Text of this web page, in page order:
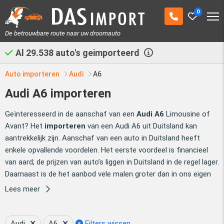
0
De betrouwbare route naar uw droomauto
Al 29.538 auto's geimporteerd
Auto importeren Audi A6
Audi A6 importeren
Geïnteresseerd in de aanschaf van een Audi A6 Limousine of
Avant? Het importeren van een Audi A6 uit Duitsland kan
aantrekkelijk zijn. Aanschaf van een auto in Duitsland heeft
enkele opvallende voordelen. Het eerste voordeel is financieel
van aard; de prijzen van auto’s liggen in Duitsland in de regel lager.
Daarnaast is de het aanbod vele malen groter dan in ons eigen
land. Hierdoor is het eenvoudiger om snel de Audi A6 van uw
speciale zoekmodule ontwikkeld die u in staat stelt een groot
Lees meer